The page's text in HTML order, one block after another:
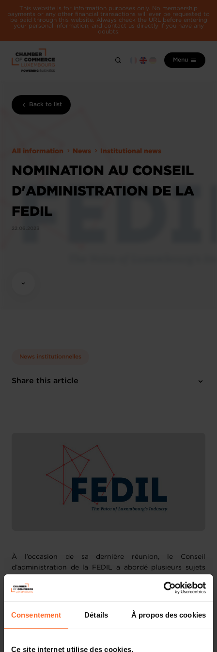
Consentement Détails À propos des cookies
Ce site internet utilise des cookies.
This website is for information purposes only. No membership
payments or any other financial transactions will ever be requested to
be paid through this website. Always check the URL before entering
your personal information, and contact us directly if you have any
doubts.
Menu
Back to list
All information News Institutional news
NOMINATION AU CONSEIL
D'ADMINISTRATION DE LA
FEDIL
22.06.2023
News institutionnelles
Share this article
À l’occasion de sa dernière réunion, le Conseil
d’administration de la FEDIL a abordé plusieurs sujets
fédération et à l’ordre du jour de ses échanges avec le